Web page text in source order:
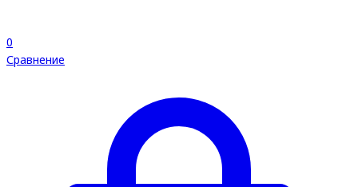
0
Сравнение